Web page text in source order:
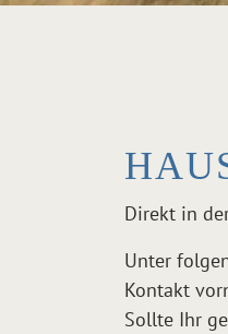
Direkt in
Unter
Kontakt
Sollte Ihr